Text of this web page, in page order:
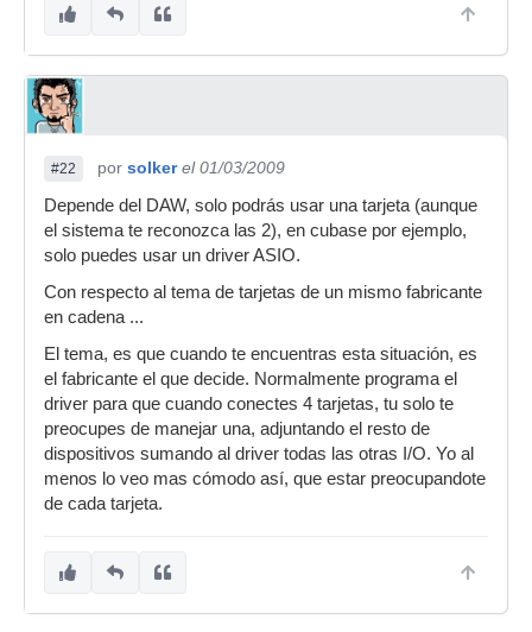
#22 por solker el 01/03/2009
Depende del DAW, solo podrás usar una tarjeta (aunque
el sistema te reconozca las 2), en cubase por ejemplo,
solo puedes usar un driver ASIO.
Con respecto al tema de tarjetas de un mismo fabricante
en cadena ...
El tema, es que cuando te encuentras esta situación, es
el fabricante el que decide. Normalmente programa el
driver para que cuando conectes 4 tarjetas, tu solo te
preocupes de manejar una, adjuntando el resto de
dispositivos sumando al driver todas las otras I/O. Yo al
menos lo veo mas cómodo así, que estar preocupandote
de cada tarjeta.